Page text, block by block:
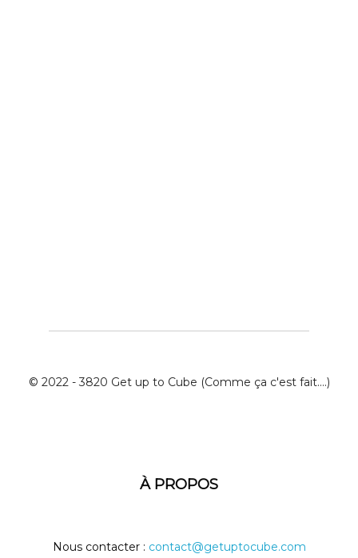
© 2022 - 3820 Get up to Cube (Comme ça c'est fait....)
À PROPOS
Nous contacter : contact@getuptocube.com